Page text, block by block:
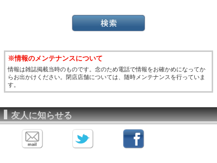
※情報のメンテナンスについて
情報は雑誌掲載当時のものです。念のため電話で情報をお確かめになってか
らお出かけください。閉店店舗については、随時メンテナンスを行っていま
す。
友人に知らせる